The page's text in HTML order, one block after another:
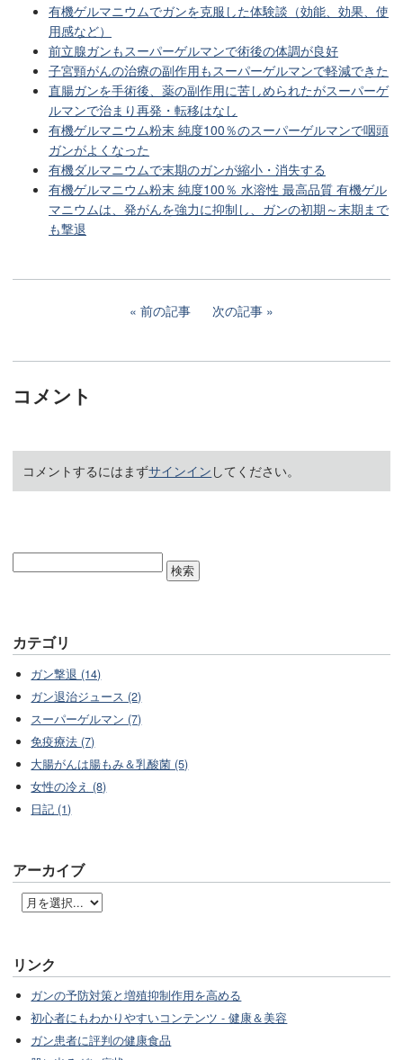
有機ゲルマニウムでガンを克服した体験談（効能、効果、使
用感など）
前立腺ガンもスーパーゲルマンで術後の体調が良好
子宮頸がんの治療の副作用もスーパーゲルマンで軽減できた
直腸ガンを手術後、薬の副作用に苦しめられたがスーパーゲ
ルマンで治まり再発・転移はなし
有機ゲルマニウム粉末 純度100％のスーパーゲルマンで咽頭
ガンがよくなった
有機ダルマニウムで末期のガンが縮小・消失する
有機ゲルマニウム粉末 純度100％ 水溶性 最高品質 有機ゲル
マニウムは、発がんを強力に抑制し、ガンの初期～末期まで
も撃退
前の記事 次の記事
コメント
コメントするにはまずサインイン してください。
カテゴリ
ガン撃退 (14)
ガン退治ジュース (2)
スーパーゲルマン (7)
免疫療法 (7)
大腸がんは腸もみ＆乳酸菌 (5)
女性の冷え (8)
日記 (1)
アーカイブ
リンク
ガンの予防対策と増殖抑制作用を高める
初心者にもわかりやすいコンテンツ - 健康＆美容
ガン患者に評判の健康食品